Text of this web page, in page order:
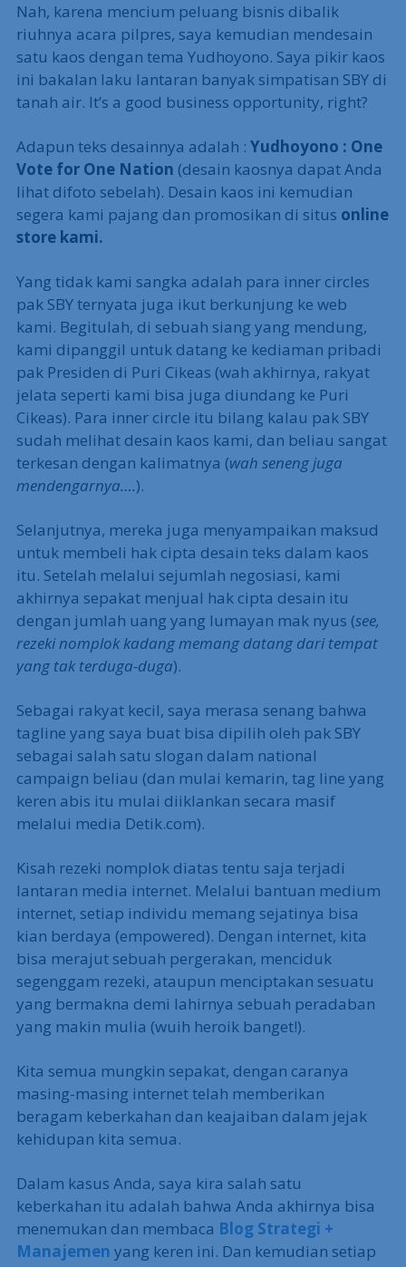
Nah, karena mencium peluang bisnis dibalik
riuhnya acara pilpres, saya kemudian mendesain
satu kaos dengan tema Yudhoyono. Saya pikir kaos
ini bakalan laku lantaran banyak simpatisan SBY di
tanah air. It’s a good business opportunity, right?
Adapun teks desainnya adalah : Yudhoyono : One
Vote for One Nation (desain kaosnya dapat Anda
lihat difoto sebelah). Desain kaos ini kemudian
segera kami pajang dan promosikan di situs online
store kami.
Yang tidak kami sangka adalah para inner circles
pak SBY ternyata juga ikut berkunjung ke web
kami. Begitulah, di sebuah siang yang mendung,
kami dipanggil untuk datang ke kediaman pribadi
pak Presiden di Puri Cikeas (wah akhirnya, rakyat
jelata seperti kami bisa juga diundang ke Puri
Cikeas). Para inner circle itu bilang kalau pak SBY
sudah melihat desain kaos kami, dan beliau sangat
terkesan dengan kalimatnya (wah seneng juga
mendengarnya….).
Selanjutnya, mereka juga menyampaikan maksud
untuk membeli hak cipta desain teks dalam kaos
itu. Setelah melalui sejumlah negosiasi, kami
akhirnya sepakat menjual hak cipta desain itu
dengan jumlah uang yang lumayan mak nyus (see,
rezeki nomplok kadang memang datang dari tempat
yang tak terduga-duga).
Sebagai rakyat kecil, saya merasa senang bahwa
tagline yang saya buat bisa dipilih oleh pak SBY
sebagai salah satu slogan dalam national
campaign beliau (dan mulai kemarin, tag line yang
keren abis itu mulai diiklankan secara masif
melalui media Detik.com).
Kisah rezeki nomplok diatas tentu saja terjadi
lantaran media internet. Melalui bantuan medium
internet, setiap individu memang sejatinya bisa
kian berdaya (empowered). Dengan internet, kita
bisa merajut sebuah pergerakan, menciduk
segenggam rezeki, ataupun menciptakan sesuatu
yang bermakna demi lahirnya sebuah peradaban
yang makin mulia (wuih heroik banget!).
Kita semua mungkin sepakat, dengan caranya
masing-masing internet telah memberikan
beragam keberkahan dan keajaiban dalam jejak
kehidupan kita semua.
Dalam kasus Anda, saya kira salah satu
keberkahan itu adalah bahwa Anda akhirnya bisa
menemukan dan membaca Blog Strategi +
Manajemen yang keren ini. Dan kemudian setiap